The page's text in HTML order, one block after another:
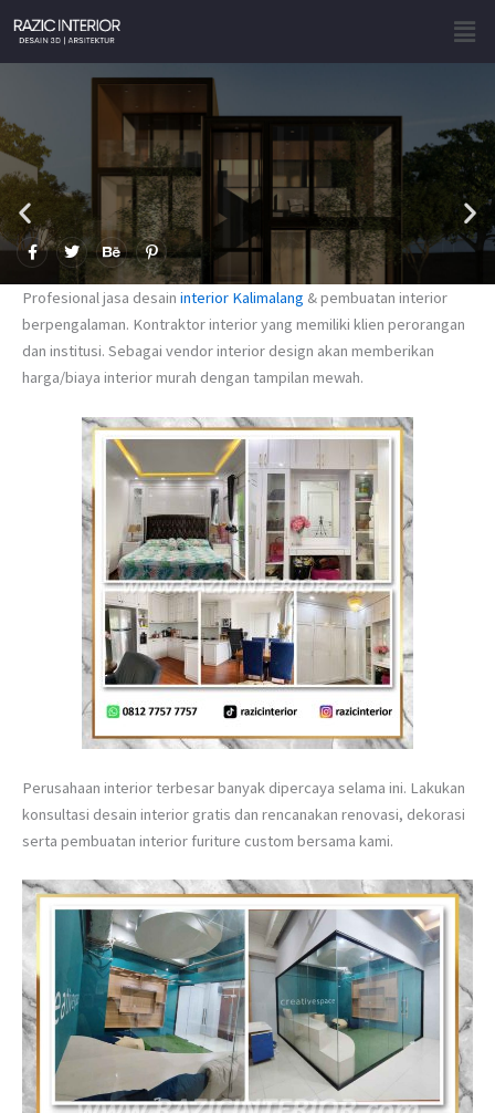
content
F
a
e
b
o
k
f
T
w
t
t
e
r
B
e
h
a
n
c
P
i
n
t
e
r
s
-
Profesional jasa desain interior Kalimalang & pembuatan interior
berpengalaman. Kontraktor interior yang memiliki klien perorangan
dan institusi. Sebagai vendor interior design akan memberikan
harga/biaya interior murah dengan tampilan mewah.
Perusahaan interior terbesar banyak dipercaya selama ini. Lakukan
konsultasi desain interior gratis dan rencanakan renovasi, dekorasi
serta pembuatan interior furiture custom bersama kami.